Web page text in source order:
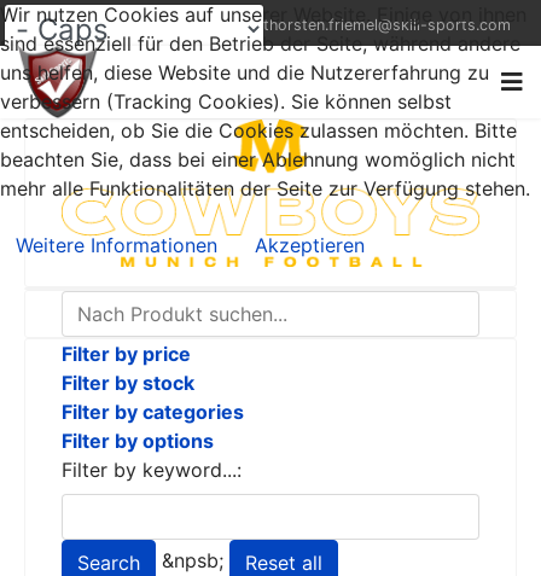
+49 (0) 1522 9521823 thorsten.friemel@skill-sports.com
Filter by price
Filter by stock
Filter by categories
Filter by options
Filter by keyword...:
Search &npsb; Reset all
Wir nutzen Cookies auf unserer Website. Einige von ihnen
sind essenziell für den Betrieb der Seite, während andere
uns helfen, diese Website und die Nutzererfahrung zu
verbessern (Tracking Cookies). Sie können selbst
entscheiden, ob Sie die Cookies zulassen möchten. Bitte
beachten Sie, dass bei einer Ablehnung womöglich nicht
mehr alle Funktionalitäten der Seite zur Verfügung stehen.
Weitere Informationen Akzeptieren